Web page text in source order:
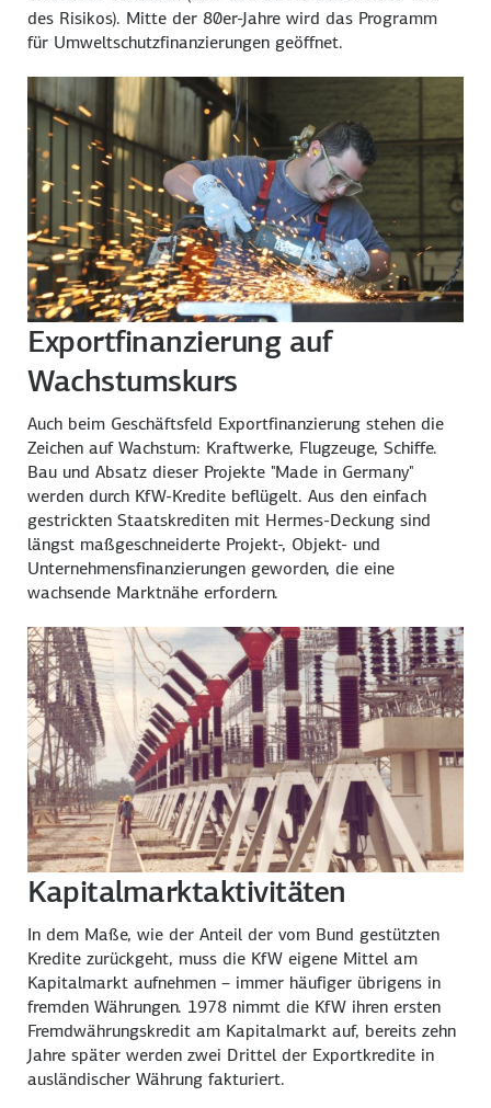
des Risikos). Mitte der 80er-Jahre wird das Programm
für Umweltschutzfinanzierungen geöffnet.
Exportfinanzierung auf
Wachstumskurs
Auch beim Geschäftsfeld Exportfinanzierung stehen die
Zeichen auf Wachstum: Kraftwerke, Flugzeuge, Schiffe.
Bau und Absatz dieser Projekte "Made in Germany"
werden durch KfW-Kredite beflügelt. Aus den einfach
gestrickten Staatskrediten mit Hermes-Deckung sind
längst maßgeschneiderte Projekt-, Objekt- und
Unternehmensfinanzierungen geworden, die eine
wachsende Marktnähe erfordern.
Kapitalmarktaktivitäten
In dem Maße, wie der Anteil der vom Bund gestützten
Kredite zurückgeht, muss die KfW eigene Mittel am
Kapitalmarkt aufnehmen – immer häufiger übrigens in
fremden Währungen. 1978 nimmt die KfW ihren ersten
Fremdwährungskredit am Kapitalmarkt auf, bereits zehn
Jahre später werden zwei Drittel der Exportkredite in
ausländischer Währung fakturiert.